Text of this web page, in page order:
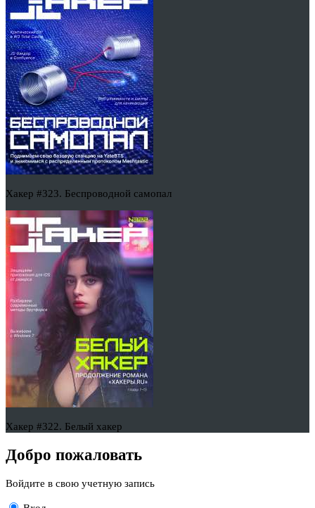
Хакер #323. Беспроводной самопал
Хакер #322. Белый хакер
Добро пожаловать
Войдите в свою учетную запись